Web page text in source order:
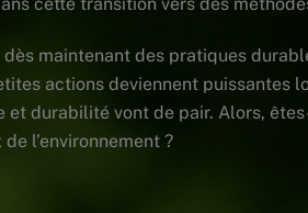
maintenant des pratiques
actions deviennent puissantes
et durabilité vont de pair. Alors,
l’environnement ?